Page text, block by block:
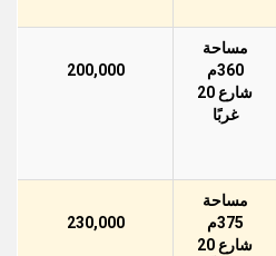
مساحة
360م
شارع 20
غربًا
200,000
مساحة
375م
شارع 20
230,000